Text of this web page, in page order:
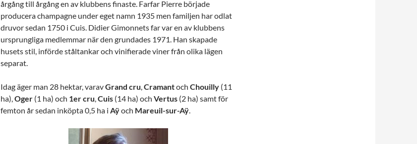
årgång till årgång en av klubbens finaste. Farfar Pierre började
producera champagne under eget namn 1935 men familjen har odlat
druvor sedan 1750 i Cuis. Didier Gimonnets far var en av klubbens
ursprungliga medlemmar när den grundades 1971. Han skapade
husets stil, införde ståltankar och vinifierade viner från olika lägen
separat.
Idag äger man 28 hektar, varavGrand cru,Cramantoch Chouilly (11
ha),Oger (1 ha) och 1er cru,Cuis (14 ha) och Vertus (2 ha) samt för
femton år sedan inköpta 0,5 ha i Aÿoch Mareuil-sur-Aÿ.